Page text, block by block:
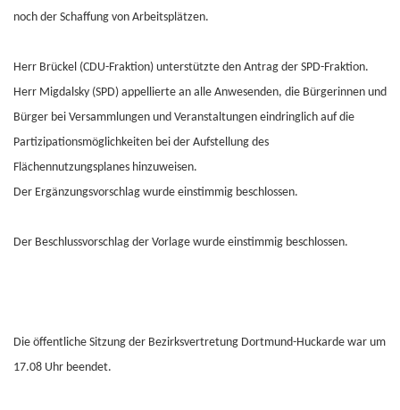
noch der Schaffung von Arbeitsplätzen.
Herr Brückel (CDU-Fraktion) unterstützte den Antrag der SPD-Fraktion.
Herr Migdalsky (SPD) appellierte an alle Anwesenden, die Bürgerinnen und
Bürger bei Versammlungen und Veranstaltungen eindringlich auf die
Partizipationsmöglichkeiten bei der Aufstellung des
Flächennutzungsplanes hinzuweisen.
Der Ergänzungsvorschlag wurde einstimmig beschlossen.
Der Beschlussvorschlag der Vorlage wurde einstimmig beschlossen.
Die öffentliche Sitzung der Bezirksvertretung Dortmund-Huckarde war um
17.08 Uhr beendet.